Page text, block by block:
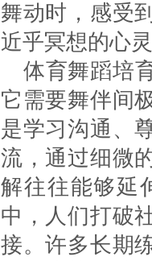
舞动时，感受
近乎冥想的心
体育舞蹈培
它需要舞伴间
是学习沟通、
流，通过细微
解往往能够延
中，人们打破
接。许多长期